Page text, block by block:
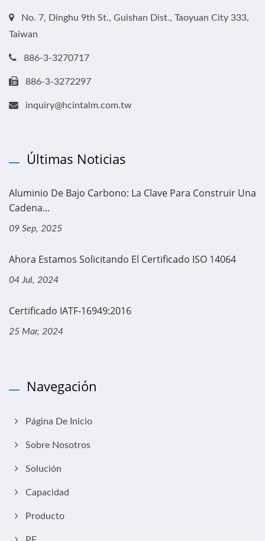
No. 7, Dinghu 9th St., Guishan Dist., Taoyuan City 333,
Taiwan
886-3-3270717
886-3-3272297
inquiry@hcintalm.com.tw
Últimas Noticias
Aluminio De Bajo Carbono: La Clave Para Construir Una
Cadena...
09 Sep, 2025
Ahora Estamos Solicitando El Certificado ISO 14064
04 Jul, 2024
Certificado IATF-16949:2016
25 Mar, 2024
Navegación
Página De Inicio
Sobre Nosotros
Solución
Capacidad
Producto